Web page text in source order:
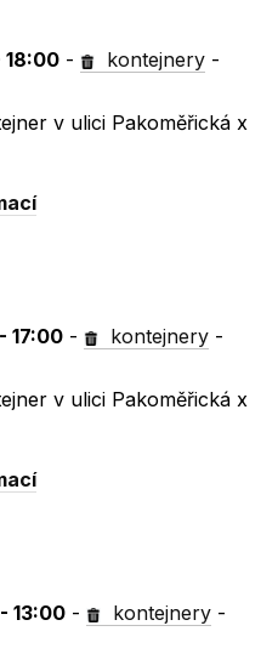
18:00 - kontejnery -
v ulici Pakoměřická x
17:00 - kontejnery -
v ulici Pakoměřická x
13:00 - kontejnery -